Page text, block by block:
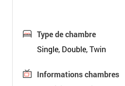
Type de chambre
Single, Double, Twin
Informations chambres